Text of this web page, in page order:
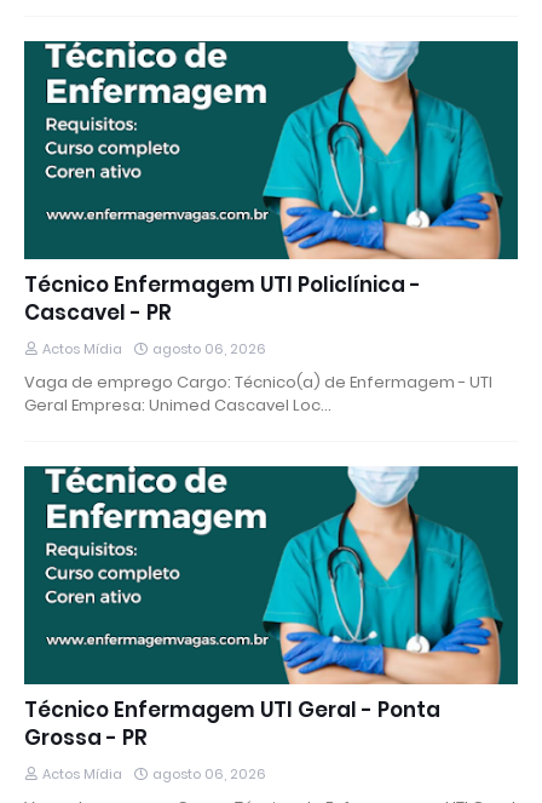
Técnico Enfermagem UTI Policlínica -
Cascavel - PR
Actos Mídia agosto 06, 2026
Vaga de emprego Cargo: Técnico(a) de Enfermagem - UTI
Geral Empresa: Unimed Cascavel Loc…
Técnico Enfermagem UTI Geral - Ponta
Grossa - PR
Actos Mídia agosto 06, 2026